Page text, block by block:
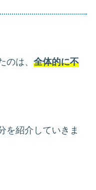
のは、
全体的に不
を紹介していきま